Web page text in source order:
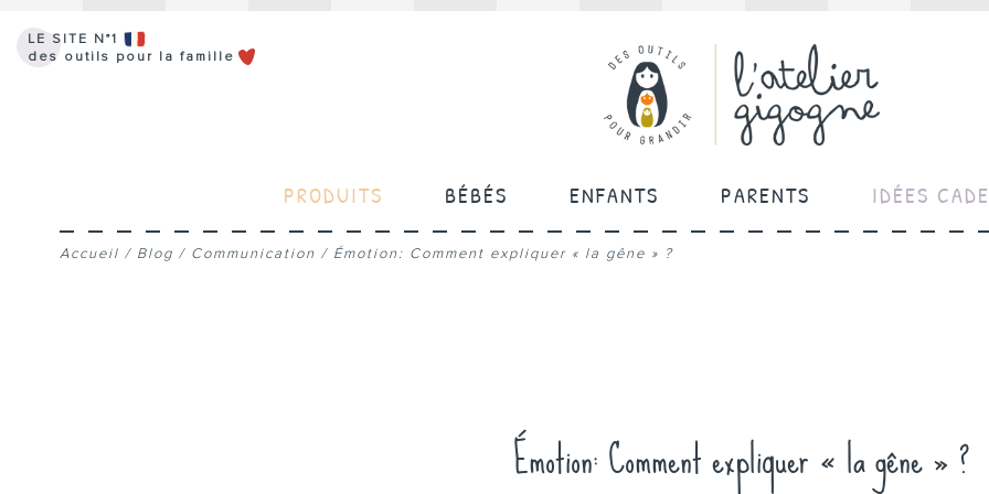
PRODUITS BÉBÉS ENFANTS PARENTS IDÉES
LE SITE N°1
des outils pour la famille
Accueil / Blog / Communication / Émotion: Comment expliquer « la gêne » ?
Émotion: Comment expliquer « la gêne » ?